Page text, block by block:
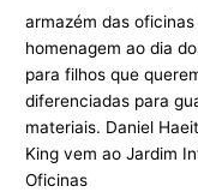
armazém das
homenagem ao dia
para filhos que
diferenciadas para
materiais. Daniel
King vem ao Jardim
Oficinas